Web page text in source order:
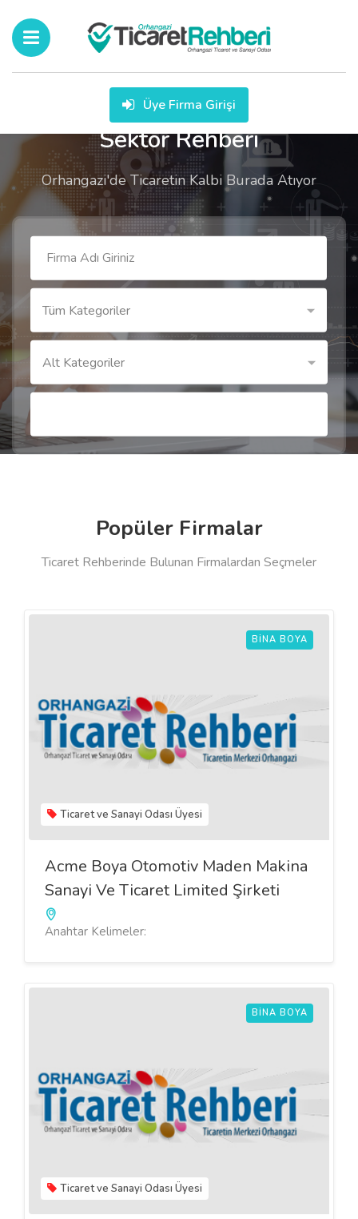
Üye Firma Girişi
Sektör Rehberi
Orhangazi'de Ticaretin Kalbi Burada Atıyor
Tüm Kategoriler
Alt Kategoriler
Popüler Firmalar
Ticaret Rehberinde Bulunan Firmalardan Seçmeler
BINA BOYA
Ticaret ve Sanayi Odası Üyesi
Acme Boya Otomotiv Maden Makina
Sanayi Ve Ticaret Limited Şirketi
Anahtar Kelimeler:
BINA BOYA
Ticaret ve Sanayi Odası Üyesi